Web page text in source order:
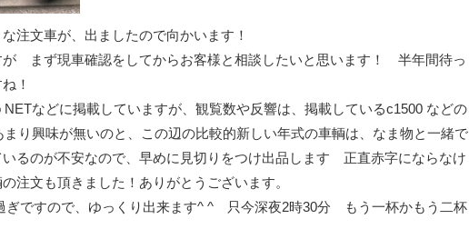
注文車が、出ましたので向かいます！
が まず現車確認をしてからお客様と相談したいと思います！ 半年間待っ
！
などに掲載していますが、観覧数や反響は、掲載しているc1500 などの
り興味が無いのと、この辺の比較的新しい年式の車輌は、なま物と一緒で
るのが不安なので、早めに見切りをつけ出品します 正直赤字にならなけ
文も頂きました！ありがとうございます。
ですので、ゆっくり出来ます^ ^ 只今深夜2時30分 もう一杯かもう二杯